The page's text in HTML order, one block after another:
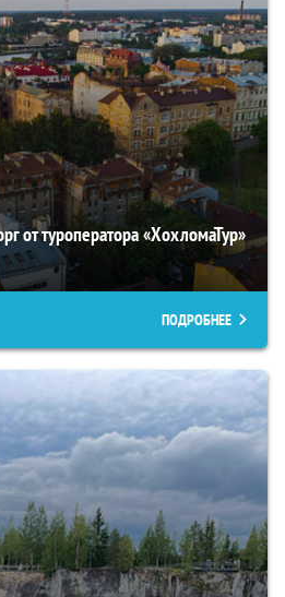
от туроператора «ХохломаТур»
ПОДРОБНЕЕ